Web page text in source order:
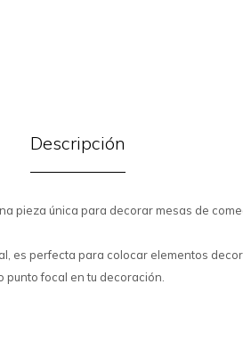
Descripción
pieza única para decorar mesas de
es perfecta para colocar elementos
punto focal en tu decoración.